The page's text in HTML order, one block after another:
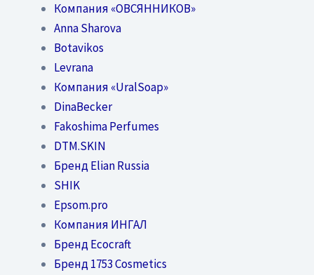
Компания «ОВСЯННИКОВ»
Anna Sharova
Botavikos
Levrana
Компания «UralSoap»
DinaBecker
Fakoshima Perfumes
DTM.SKIN
Бренд Elian Russia
SHIK
Epsom.pro
Компания ИНГАЛ
Бренд Ecocraft
Бренд 1753 Cosmetics